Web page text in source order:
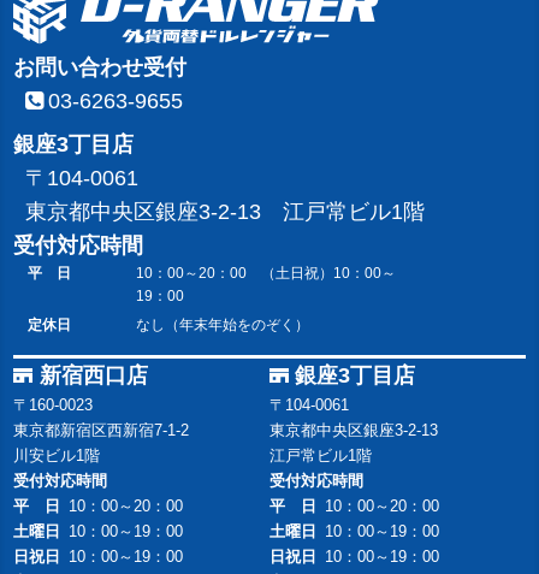
お問い合わせ受付
03-6263-9655
銀座3丁目店
〒104-0061
東京都中央区銀座3-2-13 江戸常ビル1階
受付対応時間
平 日
10：00～20：00 （土日祝）10：00～
19：00
定休日
なし（年末年始をのぞく）
新宿西口店
〒160-0023
東京都新宿区西新宿7-1-2
川安ビル1階
受付対応時間
平 日
10：00～20：00
土曜日
10：00～19：00
日祝日
10：00～19：00
銀座3丁目店
〒104-0061
東京都中央区銀座3-2-13
江戸常ビル1階
受付対応時間
平 日
10：00～20：00
土曜日
10：00～19：00
日祝日
10：00～19：00